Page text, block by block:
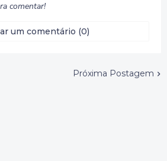
comentar!
um comentário (0)
Próxima Postagem